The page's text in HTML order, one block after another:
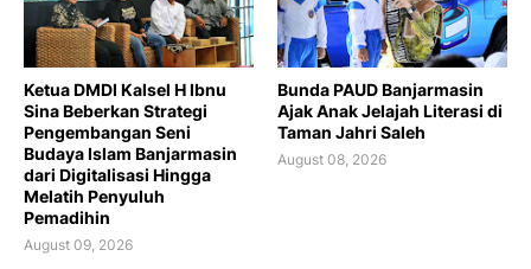
Ketua DMDI Kalsel H Ibnu
Sina Beberkan Strategi
Pengembangan Seni
Budaya Islam Banjarmasin
dari Digitalisasi Hingga
Melatih Penyuluh
Pemadihin
August 09, 2026
Bunda PAUD Banjarmasin
Ajak Anak Jelajah Literasi di
Taman Jahri Saleh
August 08, 2026